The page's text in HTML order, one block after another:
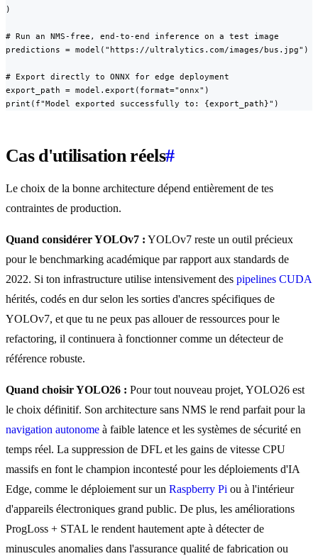
)
# Run an NMS-free, end-to-end inference on a test image
predictions = model("https://ultralytics.com/images/bus.jpg")
# Export directly to ONNX for edge deployment
export_path = model.export(format="onnx")
print(f"Model exported successfully to: {export_path}")
Cas d'utilisation réels#
Le choix de la bonne architecture dépend entièrement de tes
contraintes de production.
Quand considérer YOLOv7 : YOLOv7 reste un outil précieux
pour le benchmarking académique par rapport aux standards de
2022. Si ton infrastructure utilise intensivement des pipelines CUDA
hérités, codés en dur selon les sorties d'ancres spécifiques de
YOLOv7, et que tu ne peux pas allouer de ressources pour le
refactoring, il continuera à fonctionner comme un détecteur de
référence robuste.
Quand choisir YOLO26 : Pour tout nouveau projet, YOLO26 est
le choix définitif. Son architecture sans NMS le rend parfait pour la
navigation autonome à faible latence et les systèmes de sécurité en
temps réel. La suppression de DFL et les gains de vitesse CPU
massifs en font le champion incontesté pour les déploiements d'IA
Edge, comme le déploiement sur un Raspberry Pi ou à l'intérieur
d'appareils électroniques grand public. De plus, les améliorations
ProgLoss + STAL le rendent hautement apte à détecter de
minuscules anomalies dans l'assurance qualité de fabrication ou